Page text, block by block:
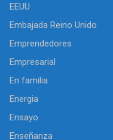
EEUU
Embajada Reino Unido
Emprendedores
Empresarial
En familia
Energia
Ensayo
Enseñanza